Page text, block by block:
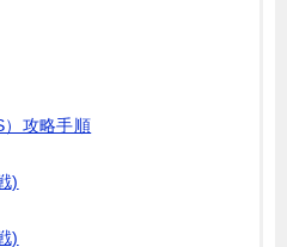
）攻略手順
)
)